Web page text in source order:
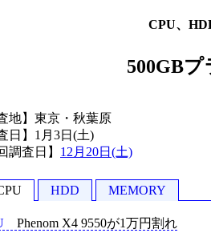
CPU、
500GB
地】東京・秋葉原
日】1月3日(土)
調査日】 12月20日(土)
HDD MEMORY
Phenom X4 9550が1万円割れ